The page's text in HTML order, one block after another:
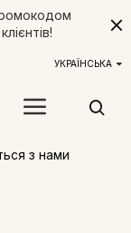
клієнтів!
УКРАЇНСЬКА
з нами